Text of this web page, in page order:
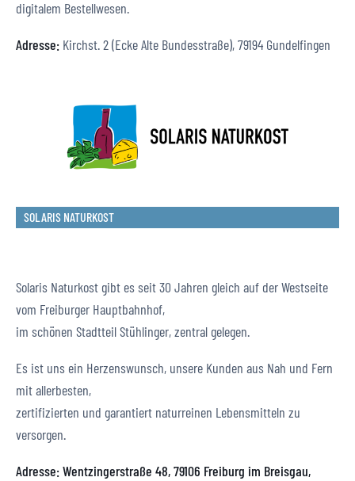
digitalem Bestellwesen.
Adresse: Kirchst. 2 (Ecke Alte Bundesstraße), 79194 Gundelfingen
SOLARIS NATURKOST
Solaris Naturkost gibt es seit 30 Jahren gleich auf der Westseite
vom Freiburger Hauptbahnhof,
im schönen Stadtteil Stühlinger, zentral gelegen.
Es ist uns ein Herzenswunsch, unsere Kunden aus Nah und Fern
mit allerbesten,
zertifizierten und garantiert naturreinen Lebensmitteln zu
versorgen.
Adresse: Wentzingerstraße 48, 79106 Freiburg im Breisgau,